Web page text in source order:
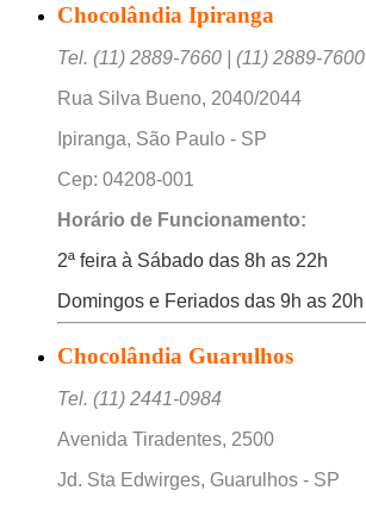
Chocolândia Ipiranga
Tel. (11) 2889-7660 | (11) 2889-7600
Rua Silva Bueno, 2040/2044
Ipiranga, São Paulo - SP
Cep: 04208-001
Horário de Funcionamento:
2ª feira à Sábado das 8h as 22h
Domingos e Feriados das 9h as 20h
Chocolândia Guarulhos
Tel. (11) 2441-0984
Avenida Tiradentes, 2500
Jd. Sta Edwirges, Guarulhos - SP